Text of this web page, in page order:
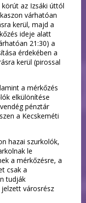
körút az Izsáki úttól
várhatóan
kerül, majd a
ideje alatt
21:30) a
érdekében a
kerül (pirossal
a mérkőzés
elkülönítése
pénztár
a Kecskeméti
hazai szurkolók,
le
a mérkőzésre, a
csak a
tudják
városrész